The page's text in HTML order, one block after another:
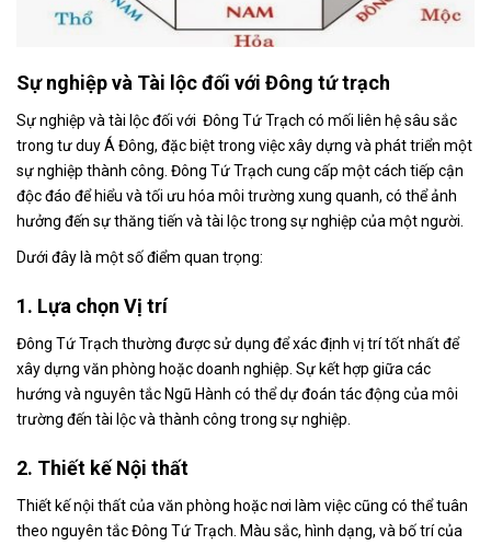
Sự nghiệp và Tài lộc đối với Đông tứ trạch
Sự nghiệp và tài lộc đối với Đông Tứ Trạch có mối liên hệ sâu sắc
trong tư duy Á Đông, đặc biệt trong việc xây dựng và phát triển một
sự nghiệp thành công. Đông Tứ Trạch cung cấp một cách tiếp cận
độc đáo để hiểu và tối ưu hóa môi trường xung quanh, có thể ảnh
hưởng đến sự thăng tiến và tài lộc trong sự nghiệp của một người.
Dưới đây là một số điểm quan trọng:
1. Lựa chọn Vị trí
Đông Tứ Trạch thường được sử dụng để xác định vị trí tốt nhất để
xây dựng văn phòng hoặc doanh nghiệp. Sự kết hợp giữa các
hướng và nguyên tắc Ngũ Hành có thể dự đoán tác động của môi
trường đến tài lộc và thành công trong sự nghiệp.
2. Thiết kế Nội thất
Thiết kế nội thất của văn phòng hoặc nơi làm việc cũng có thể tuân
theo nguyên tắc Đông Tứ Trạch. Màu sắc, hình dạng, và bố trí của